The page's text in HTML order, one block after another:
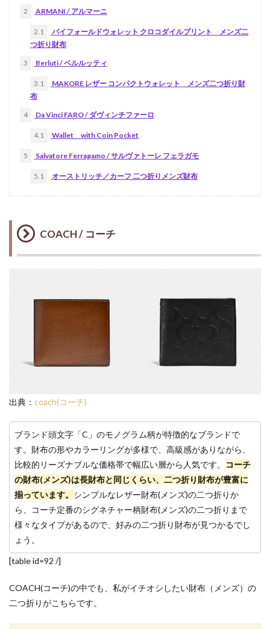
2 ARMANI / アルマーニ
2.1
バイフォールドウォレット クロコダイルプリント メンズ二
つ折り財布
3 Berluti / ベルルッティ
3.1
MAKORE レザー コンパクトウォレット メンズ二つ折り財
布
4 Da Vinci FARO / ダヴィンチファーロ
4.1 Wallet with Coin Pocket
5 Salvatore Ferragamo / サルヴァトーレ フェラガモ
5.1 オーストリッチ／カーフ 二つ折りメンズ財布
COACH / コーチ
出典： coach(コーチ)
ブランド頭文字「C」のモノグラム柄が特徴的なブランドで
す。財布の形やカラーリングが多様で、高級感がありながら、
比較的リーズナブルな価格帯で幅広い層から人気です。 コーチ
の財布(メンズ)は長財布と同じくらい、二つ折り財布が豊富に
揃っています。 シンプルなレザー財布(メンズ)の二つ折りか
ら、コーチ定番のシグネチャー柄財布(メンズ)の二つ折りまで
様々なタイプがあるので、好みの二つ折り財布が見つかるでし
ょう。
[table id=92 /]
COACH(コーチ)の中でも、私がイチオシしたい財布（メンズ）の
二つ折りがこちらです。